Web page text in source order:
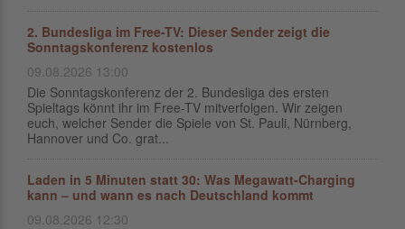
2. Bundesliga im Free-TV: Dieser Sender zeigt die
Sonntagskonferenz kostenlos
09.08.2026 13:00
Die Sonntagskonferenz der 2. Bundesliga des ersten
Spieltags könnt ihr im Free-TV mitverfolgen. Wir zeigen
euch, welcher Sender die Spiele von St. Pauli, Nürnberg,
Hannover und Co. grat...
Laden in 5 Minuten statt 30: Was Megawatt-Charging
kann – und wann es nach Deutschland kommt
09.08.2026 12:30